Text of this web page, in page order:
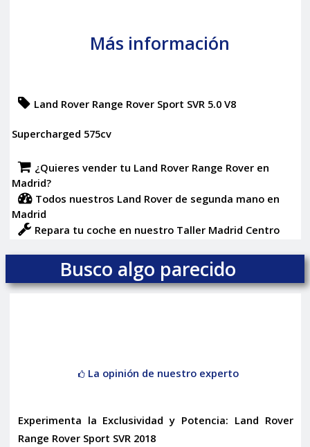
Más información
Land Rover Range Rover Sport SVR 5.0 V8
Supercharged 575cv
¿Quieres vender tu Land Rover Range Rover en
Madrid?
Todos nuestros Land Rover de segunda mano en
Madrid
Repara tu coche en nuestro Taller Madrid Centro
Busco algo parecido
La opinión de nuestro experto
Experimenta la Exclusividad y Potencia: Land Rover
Range Rover Sport SVR 2018